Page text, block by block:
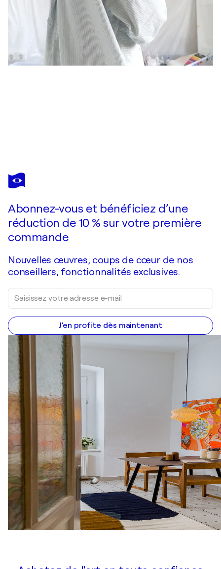
FRANZISKA
RAFFAËL
Je passe commande
Abonnez-vous et bénéficiez d’une
réduction de 10 % sur votre première
commande
Nouvelles œuvres, coups de cœur de nos
conseillers, fonctionnalités exclusives.
J'en profite dès maintenant